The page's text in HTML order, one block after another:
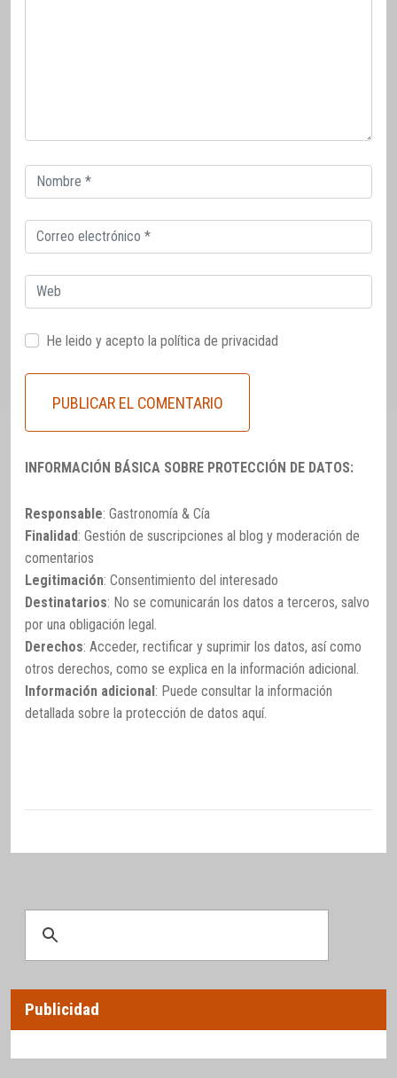
Correo
electrónico
Correo
electrónico
Web
He leido y acepto la política de privacidad
INFORMACIÓN BÁSICA SOBRE PROTECCIÓN DE DATOS:
Responsable: Gastronomía & Cía
Finalidad: Gestión de suscripciones al blog y moderación de
comentarios
Legitimación: Consentimiento del interesado
Destinatarios: No se comunicarán los datos a terceros, salvo
por una obligación legal.
Derechos: Acceder, rectificar y suprimir los datos, así como
otros derechos, como se explica en la información adicional.
Información adicional: Puede consultar la información
detallada sobre la protección de datos aquí.
Publicidad